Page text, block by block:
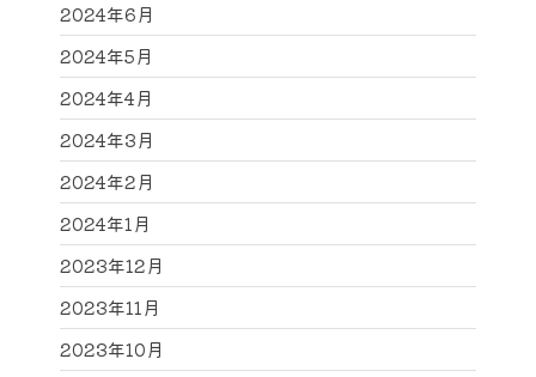
2024年6月
2024年5月
2024年4月
2024年3月
2024年2月
2024年1月
2023年12月
2023年11月
2023年10月